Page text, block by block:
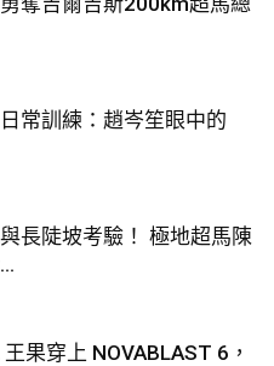
常訓練：趙岑笙眼中的
長陡坡考驗！ 極地超馬陳
果穿上 NOVABLAST 6，